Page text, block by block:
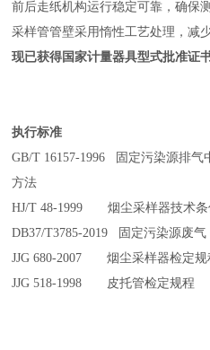
前后走纸机构运行稳定可靠，确保
采样管管壁采用惰性工艺处理，减
现已获得国家计量器具型式批准证
执行标准
GB/T 16157-1996
固定污染源排气
方法
HJ/T 48-1999烟尘采样器技术
DB37/T3785-2019
固定污染源废
JJG 680-2007烟尘采样器检定规
JJG 518-1998 皮托管检定规程